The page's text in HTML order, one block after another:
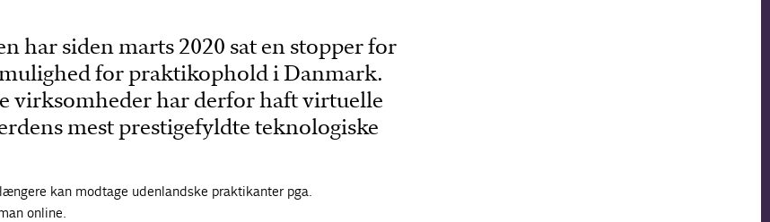
har siden marts 2020 sat en stopper for
for praktikophold i Danmark.
virksomheder har derfor haft virtuelle
mest prestigefyldte teknologiske
kan modtage udenlandske praktikanter pga.
online.